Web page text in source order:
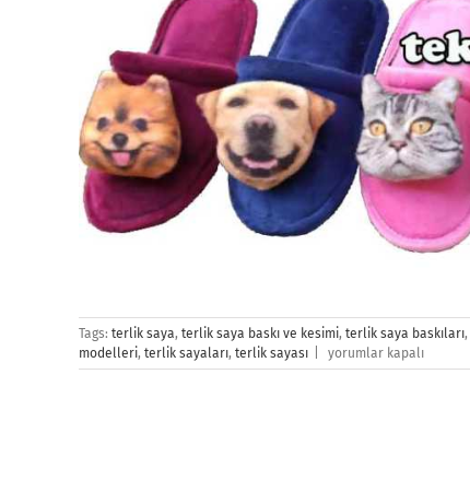
Tags: terlik saya, terlik saya baskı ve kesimi, terlik saya baskıları,
modelleri, terlik sayaları, terlik sayası
Terlik
Saya
yorumlar kapalı